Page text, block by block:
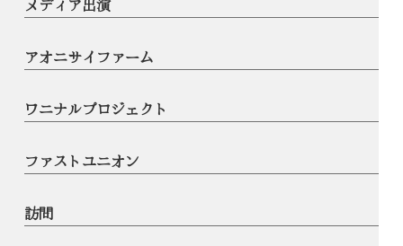
メディア出演
アオニサイファーム
ワニナルプロジェクト
ファストユニオン
訪問